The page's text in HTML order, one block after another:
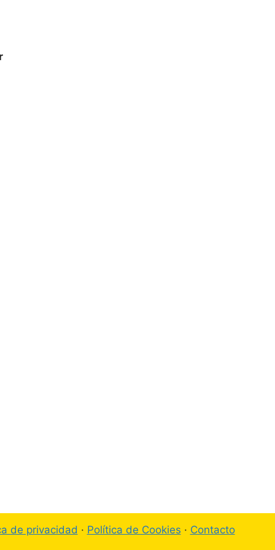
de privacidad · Política de Cookies · Contacto